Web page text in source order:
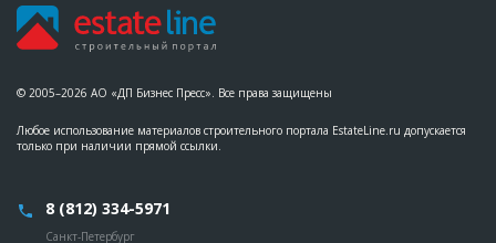
© 2005–2026 АО «ДП Бизнес Пресс». Все права защищены
Любое использование материалов строительного портала EstateLine.ru допускается
только при наличии прямой ссылки.
8 (812) 334-5971
Санкт-Петербург